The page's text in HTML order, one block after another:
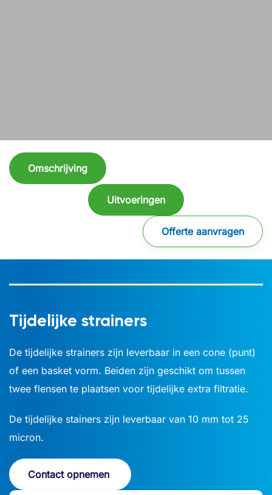
Omschrijving
Uitvoeringen
Offerte aanvragen
Tijdelijke strainers
De tijdelijke strainers zijn leverbaar in een cone (punt)
of een basket vorm. Beiden zijn geschikt om tussen
twee flensen te plaatsen voor tijdelijke extra filtratie.
De tijdelijke stainers zijn leverbaar van 10 mm tot 25
micron.
Contact opnemen